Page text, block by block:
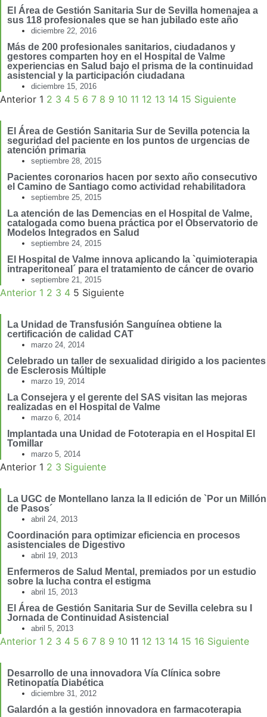
El Área de Gestión Sanitaria Sur de Sevilla homenajea a
sus 118 profesionales que se han jubilado este año
diciembre 22, 2016
Más de 200 profesionales sanitarios, ciudadanos y
gestores comparten hoy en el Hospital de Valme
experiencias en Salud bajo el prisma de la continuidad
asistencial y la participación ciudadana
diciembre 15, 2016
Anterior 1 2 3 4 5 6 7 8 9 10 11 12 13 14 15 Siguiente
El Área de Gestión Sanitaria Sur de Sevilla potencia la
seguridad del paciente en los puntos de urgencias de
atención primaria
septiembre 28, 2015
Pacientes coronarios hacen por sexto año consecutivo
el Camino de Santiago como actividad rehabilitadora
septiembre 25, 2015
La atención de las Demencias en el Hospital de Valme,
catalogada como buena práctica por el Observatorio de
Modelos Integrados en Salud
septiembre 24, 2015
El Hospital de Valme innova aplicando la `quimioterapia
intraperitoneal´ para el tratamiento de cáncer de ovario
septiembre 21, 2015
Anterior 1 2 3 4 5 Siguiente
La Unidad de Transfusión Sanguínea obtiene la
certificación de calidad CAT
marzo 24, 2014
Celebrado un taller de sexualidad dirigido a los pacientes
de Esclerosis Múltiple
marzo 19, 2014
La Consejera y el gerente del SAS visitan las mejoras
realizadas en el Hospital de Valme
marzo 6, 2014
Implantada una Unidad de Fototerapia en el Hospital El
Tomillar
marzo 5, 2014
Anterior 1 2 3 Siguiente
La UGC de Montellano lanza la II edición de `Por un Millón
de Pasos´
abril 24, 2013
Coordinación para optimizar eficiencia en procesos
asistenciales de Digestivo
abril 19, 2013
Enfermeros de Salud Mental, premiados por un estudio
sobre la lucha contra el estigma
abril 15, 2013
El Área de Gestión Sanitaria Sur de Sevilla celebra su I
Jornada de Continuidad Asistencial
abril 5, 2013
Anterior 1 2 3 4 5 6 7 8 9 10 11 12 13 14 15 16 Siguiente
Desarrollo de una innovadora Vía Clínica sobre
Retinopatía Diabética
diciembre 31, 2012
Galardón a la gestión innovadora en farmacoterapia